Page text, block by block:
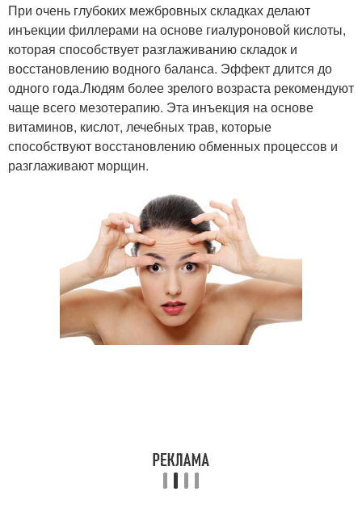
При очень глубоких межбровных складках делают
инъекции филлерами на основе гиалуроновой кислоты,
которая способствует разглаживанию складок и
восстановлению водного баланса. Эффект длится до
одного года.Людям более зрелого возраста рекомендуют
чаще всего мезотерапию. Эта инъекция на основе
витаминов, кислот, лечебных трав, которые
способствуют восстановлению обменных процессов и
разглаживают морщин.